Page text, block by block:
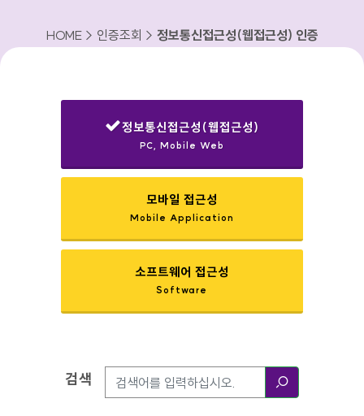
HOME > 인증조회 > 정보통신접근성(웹접근성) 인증
정보통신접근성(웹접근성)
PC, Mobile Web
모바일 접근성
Mobile Application
소프트웨어 접근성
Software
검색옵션
검색